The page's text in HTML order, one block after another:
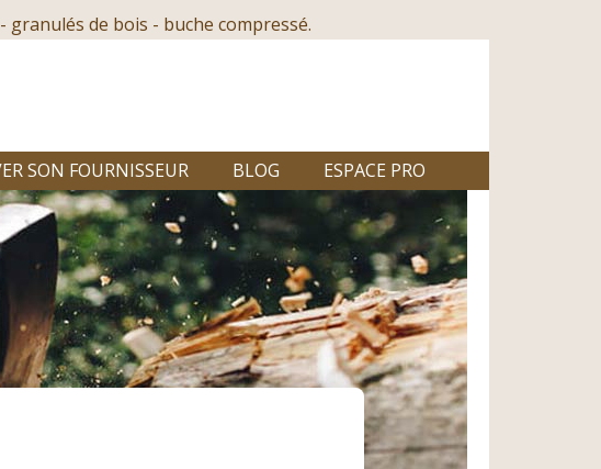
granulés de bois - buche compressé.
SON FOURNISSEUR BLOG ESPACE PRO